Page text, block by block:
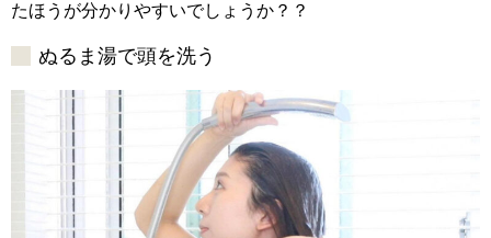
たほうが分かりやすいでしょうか？？
ぬるま湯で頭を洗う